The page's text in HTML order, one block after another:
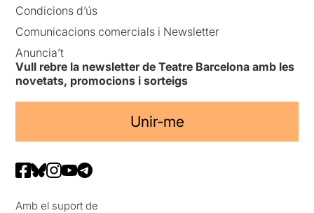
Condicions d’ús
Comunicacions comercials i Newsletter
Anuncia’t
Vull rebre la newsletter de Teatre Barcelona amb les
novetats, promocions i sorteigs
Unir-me
Amb el suport de